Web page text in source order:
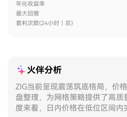
年化收益率
最大回撤
套利次数(24小时｜总)
火伴分析
ZIG当前呈现震荡筑底格局，价
盘整理，为网格策略提供了高
度来看，日内价格在低位区间内